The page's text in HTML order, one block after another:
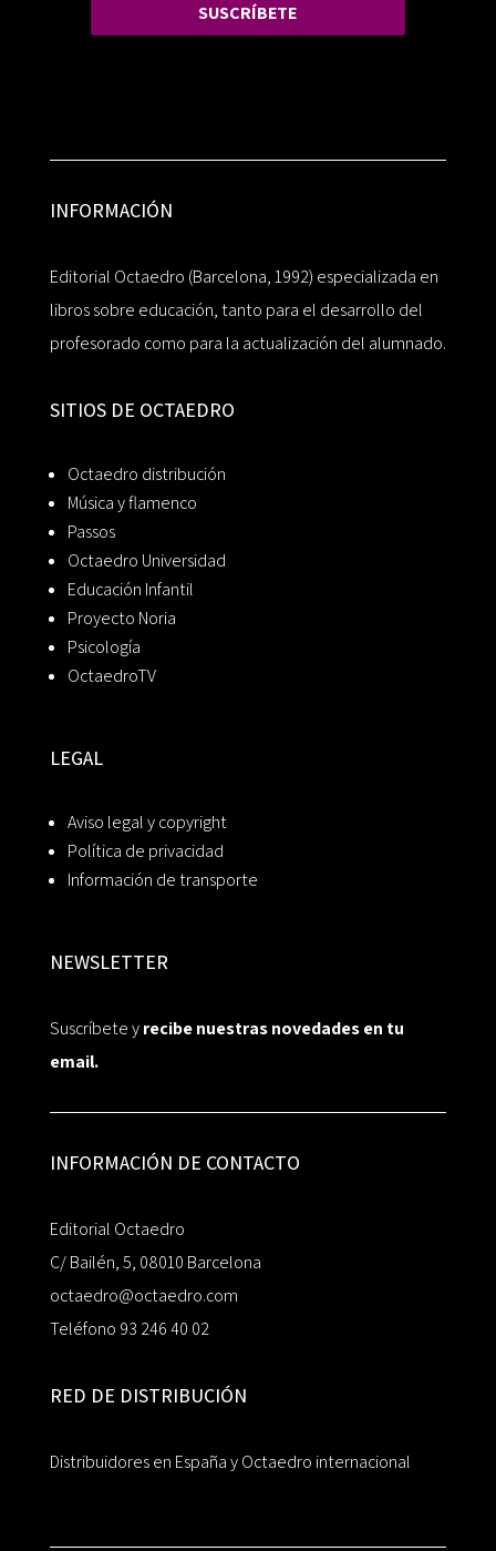
SUSCRÍBETE
INFORMACIÓN
Editorial Octaedro (Barcelona, 1992) especializada en
libros sobre educación, tanto para el desarrollo del
profesorado como para la actualización del alumnado.
SITIOS DE OCTAEDRO
Octaedro distribución
Música y flamenco
Passos
Octaedro Universidad
Educación Infantil
Proyecto Noria
Psicología
OctaedroTV
LEGAL
Aviso legal y copyright
Política de privacidad
Información de transporte
NEWSLETTER
Suscríbete yrecibe nuestras novedades en tu
email.
INFORMACIÓN DE CONTACTO
Editorial Octaedro
C/ Bailén, 5, 08010 Barcelona
octaedro@octaedro.com
Teléfono 93 246 40 02
RED DE DISTRIBUCIÓN
Distribuidores en España y Octaedro internacional